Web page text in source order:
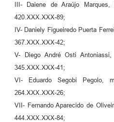
III- Daiene de Araújo
420.XXX.XXX-89;
IV- Daniely Figueiredo Puerta
367.XXX.XXX-42;
V- Diego André Osti
345.XXX.XXX-41;
VI- Eduardo Segobi Pegolo,
264.XXX.XXX-26;
VII- Fernando Aparecido de
444.XXX.XXX-84;